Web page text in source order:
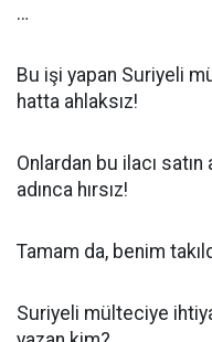
…
Bu işi yapan Suriyeli
hatta ahlaksız!
Onlardan bu ilacı
adınca hırsız!
Tamam da, benim
Suriyeli mülteciye